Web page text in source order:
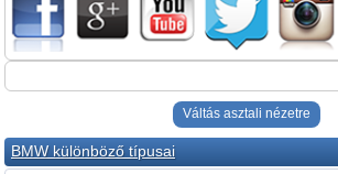
Váltás asztali nézetre
BMW különböző típusai